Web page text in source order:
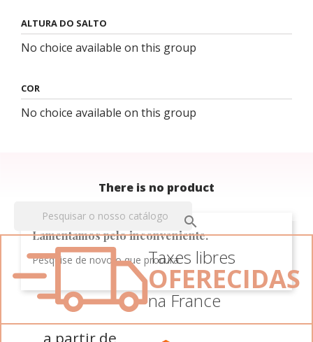
ALTURA DO SALTO
No choice available on this group
COR
No choice available on this group
There is no product
Lamentamos pelo inconveniente.
Pesquise de novo o que procura

Taxes libres
OFERECIDAS
na France
a partir de